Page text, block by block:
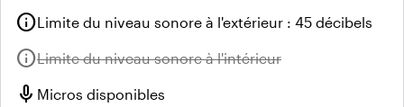
infoLimite du niveau sonore à l'extérieur : 45 décibels
infoIndisponible :
Limite du niveau sonore à l'intérieur
mic Micros disponibles